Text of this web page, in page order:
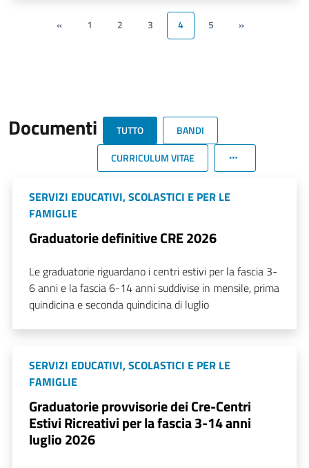
« 1 2 3 4 5 »
Documenti TUTTO
BANDI
CURRICULUM VITAE
SERVIZI EDUCATIVI, SCOLASTICI E PER LE
FAMIGLIE
Graduatorie definitive CRE 2026
Le graduatorie riguardano i centri estivi per la fascia 3-
6 anni e la fascia 6-14 anni suddivise in mensile, prima
quindicina e seconda quindicina di luglio
SERVIZI EDUCATIVI, SCOLASTICI E PER LE
FAMIGLIE
Graduatorie provvisorie dei Cre-Centri
Estivi Ricreativi per la fascia 3-14 anni
luglio 2026